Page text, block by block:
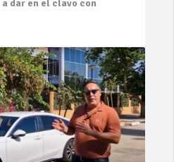
dar en el clavo con